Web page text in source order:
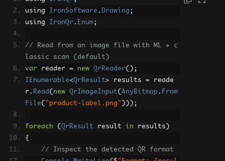
using IronSoftware . Drawing ;
using IronQr . Enum;
// Read from an image file with ML + c
lassic scan (default)
var reader = new QrReader();
IEnumerable<QrResult> results = reade
r . Read ( new QrImageInput( AnyBitmap . From
File( "product-label.png" )));
foreach ( QrResult result in results )
{
// Inspect the detected QR format